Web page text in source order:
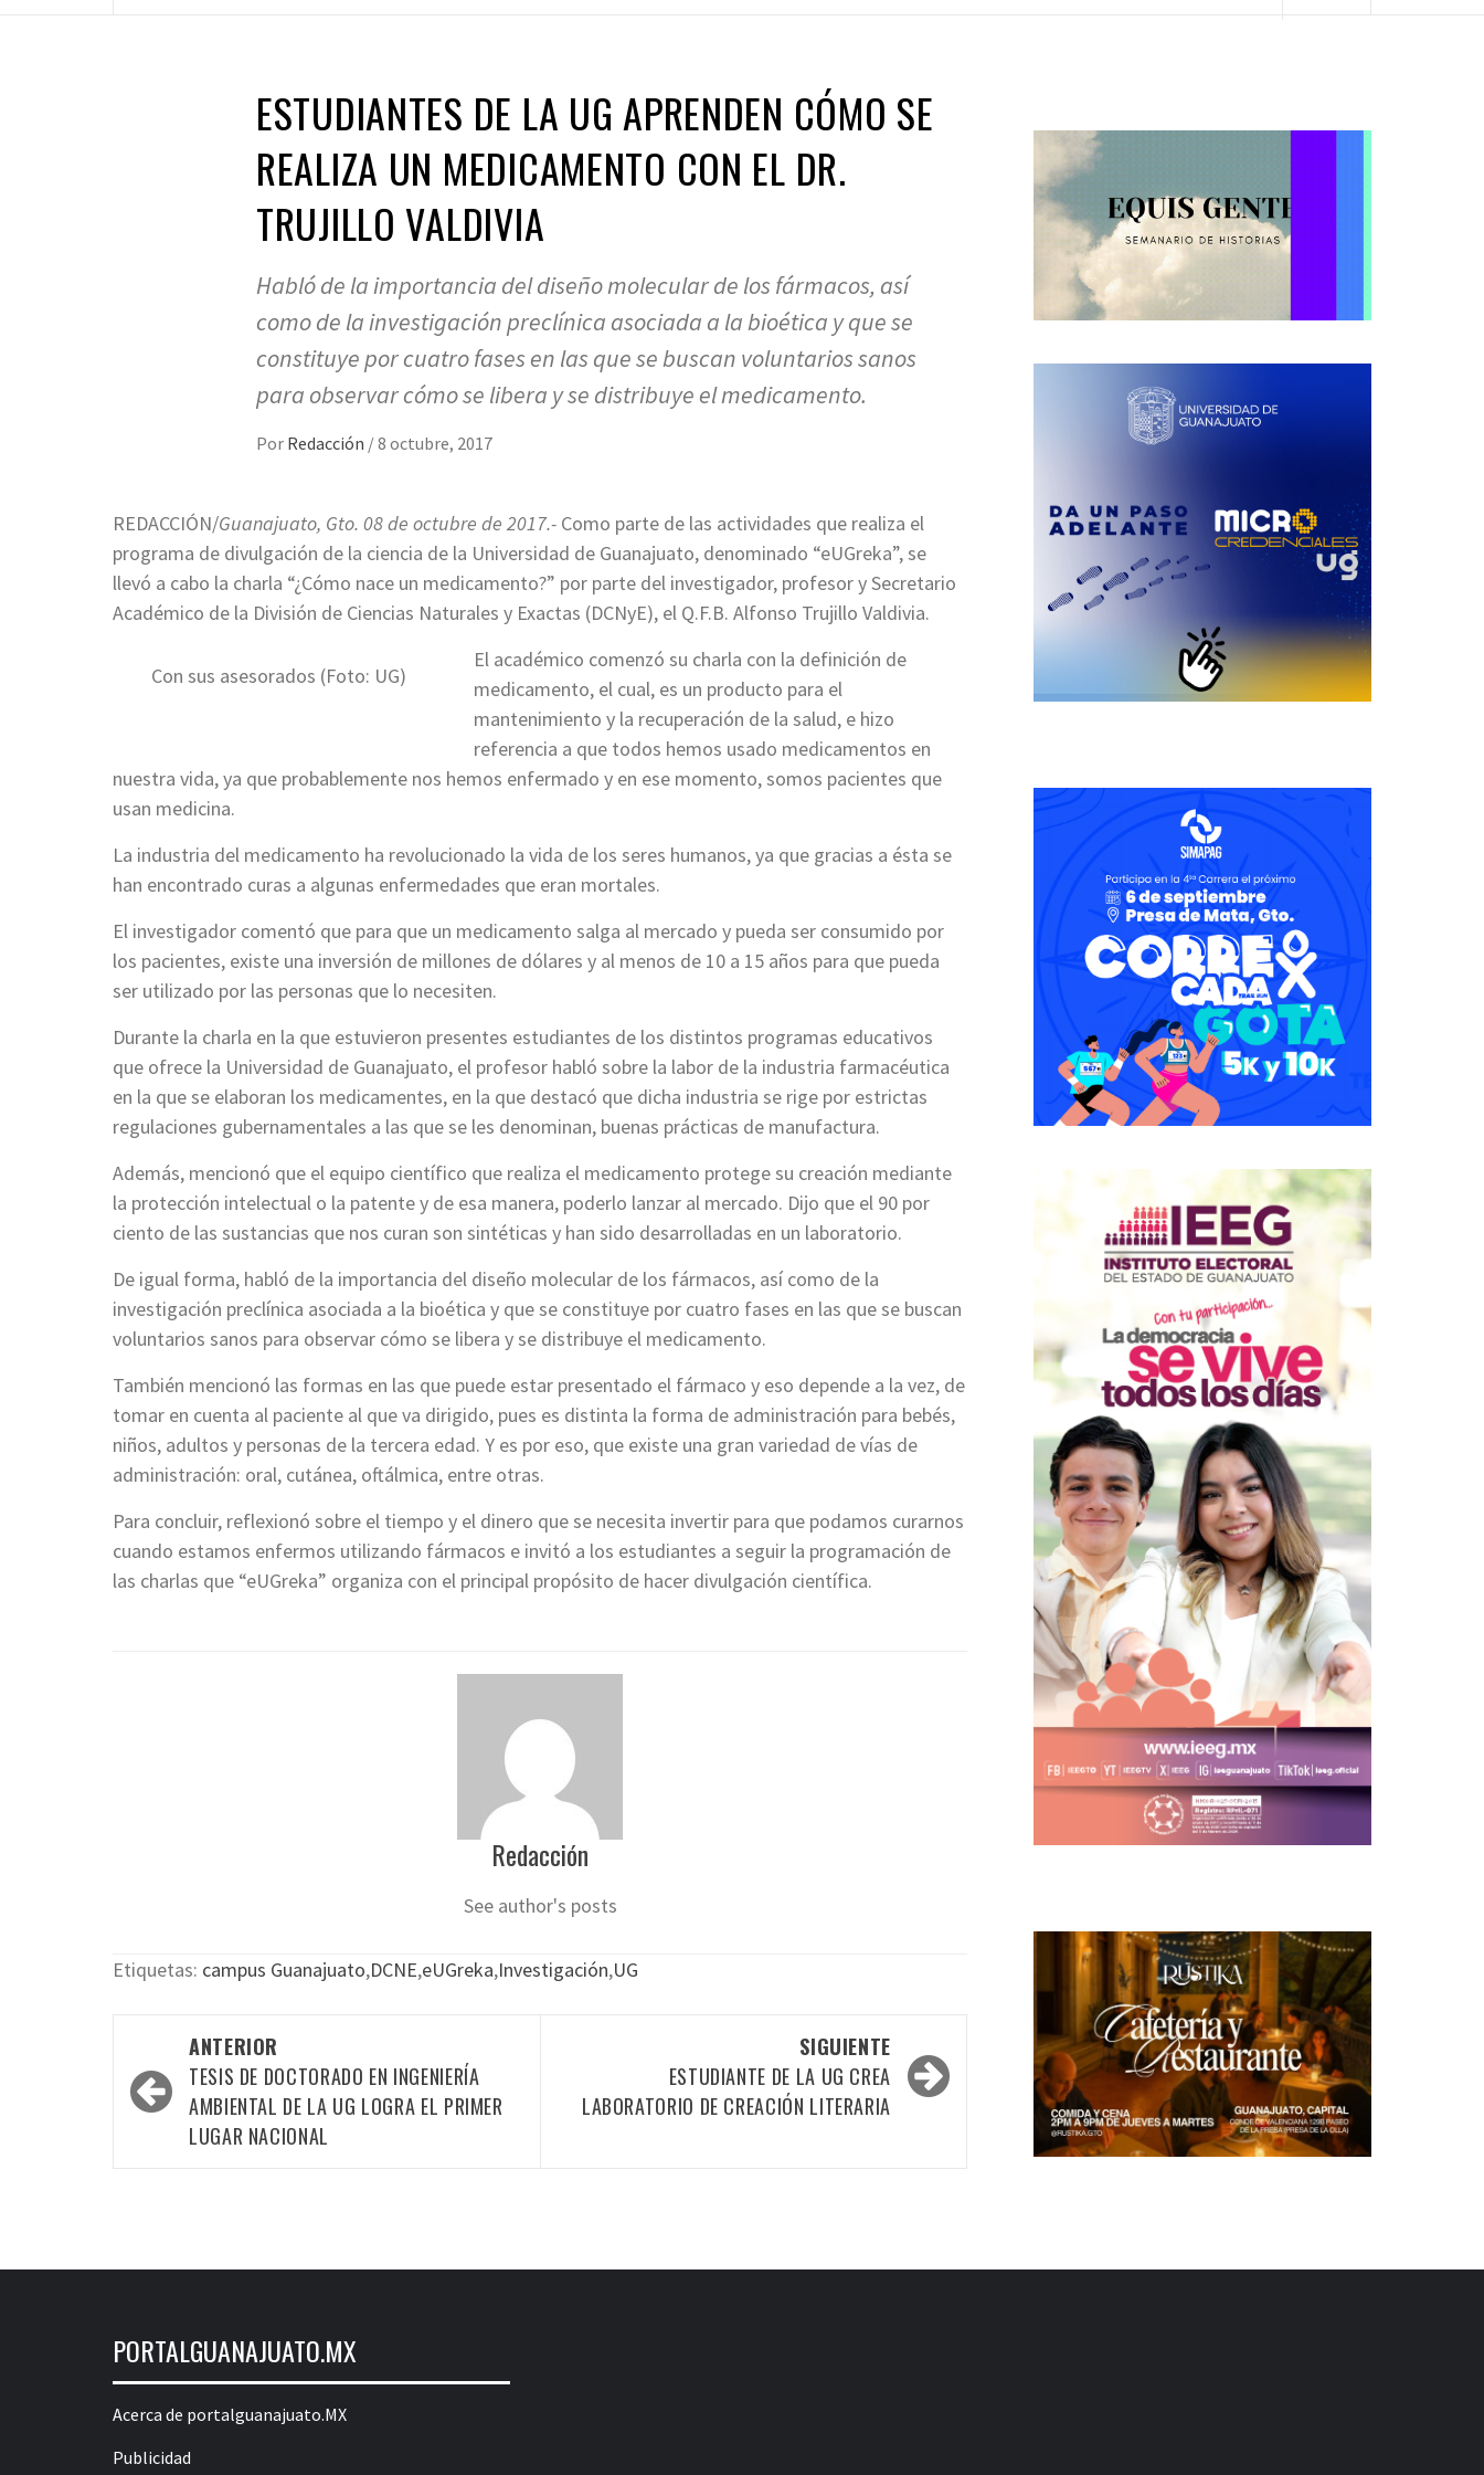
ESTUDIANTES DE LA UG APRENDEN CÓMO SE
REALIZA UN MEDICAMENTO CON EL DR.
TRUJILLO VALDIVIA
Habló de la importancia del diseño molecular de los fármacos, así
como de la investigación preclínica asociada a la bioética y que se
constituye por cuatro fases en las que se buscan voluntarios sanos
para observar cómo se libera y se distribuye el medicamento.
Por Redacción /8 octubre, 2017
REDACCIÓN/Guanajuato, Gto. 08 de octubre de 2017.- Como parte de las actividades que realiza el
programa de divulgación de la ciencia de la Universidad de Guanajuato, denominado “eUGreka”, se
llevó a cabo la charla “¿Cómo nace un medicamento?” por parte del investigador, profesor y Secretario
Académico de la División de Ciencias Naturales y Exactas (DCNyE), el Q.F.B. Alfonso Trujillo Valdivia.
Con sus asesorados (Foto: UG)
El académico comenzó su charla con la definición de
medicamento, el cual, es un producto para el
mantenimiento y la recuperación de la salud, e hizo
referencia a que todos hemos usado medicamentos en
nuestra vida, ya que probablemente nos hemos enfermado y en ese momento, somos pacientes que
usan medicina.
La industria del medicamento ha revolucionado la vida de los seres humanos, ya que gracias a ésta se
han encontrado curas a algunas enfermedades que eran mortales.
El investigador comentó que para que un medicamento salga al mercado y pueda ser consumido por
los pacientes, existe una inversión de millones de dólares y al menos de 10 a 15 años para que pueda
ser utilizado por las personas que lo necesiten.
Durante la charla en la que estuvieron presentes estudiantes de los distintos programas educativos
que ofrece la Universidad de Guanajuato, el profesor habló sobre la labor de la industria farmacéutica
en la que se elaboran los medicamentes, en la que destacó que dicha industria se rige por estrictas
regulaciones gubernamentales a las que se les denominan, buenas prácticas de manufactura.
Además, mencionó que el equipo científico que realiza el medicamento protege su creación mediante
la protección intelectual o la patente y de esa manera, poderlo lanzar al mercado. Dijo que el 90 por
ciento de las sustancias que nos curan son sintéticas y han sido desarrolladas en un laboratorio.
De igual forma, habló de la importancia del diseño molecular de los fármacos, así como de la
investigación preclínica asociada a la bioética y que se constituye por cuatro fases en las que se buscan
voluntarios sanos para observar cómo se libera y se distribuye el medicamento.
También mencionó las formas en las que puede estar presentado el fármaco y eso depende a la vez, de
tomar en cuenta al paciente al que va dirigido, pues es distinta la forma de administración para bebés,
niños, adultos y personas de la tercera edad. Y es por eso, que existe una gran variedad de vías de
administración: oral, cutánea, oftálmica, entre otras.
Para concluir, reflexionó sobre el tiempo y el dinero que se necesita invertir para que podamos curarnos
cuando estamos enfermos utilizando fármacos e invitó a los estudiantes a seguir la programación de
las charlas que “eUGreka” organiza con el principal propósito de hacer divulgación científica.
Redacción
See author's posts
Etiquetas: campus Guanajuato,DCNE,eUGreka,Investigación,UG
Navegación
por
las
entradas
ANTERIOR
TESIS DE DOCTORADO EN INGENIERÍA
AMBIENTAL DE LA UG LOGRA EL PRIMER
LUGAR NACIONAL
SIGUIENTE
ESTUDIANTE DE LA UG CREA
LABORATORIO DE CREACIÓN LITERARIA
PORTALGUANAJUATO.MX
Acerca de portalguanajuato.MX
Publicidad